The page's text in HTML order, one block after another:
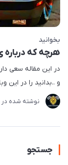
بخوانید
هرچه که درباره
در این مقاله سعی
و ..بدانید را در این
نوشته شده در
جستجو